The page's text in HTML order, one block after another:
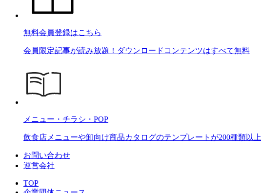
無料会員登録はこちら
会員限定記事が読み放題！ダウンロードコンテンツはすべて無料
メニュー・チラシ・POP
飲食店メニューや卸向け商品カタログのテンプレートが200種類以上
お問い合わせ
運営会社
TOP